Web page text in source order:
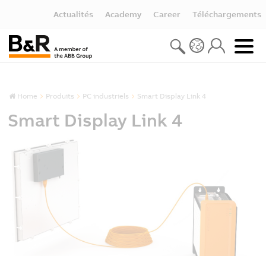
Actualités Academy Career Téléchargements
Home Produits PC industriels Smart Display Link 4
Smart Display Link 4